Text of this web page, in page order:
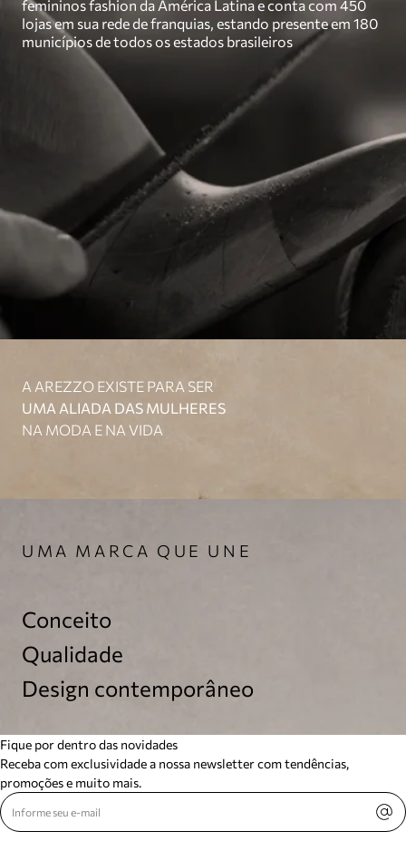
femininos fashion da América Latina e conta com 450
lojas em sua rede de franquias, estando presente em 180
municípios de todos os estados brasileiros
A AREZZO EXISTE PARA SER
UMA ALIADA DAS MULHERES
NA MODA E NA VIDA
UMA MARCA QUE UNE
Conceito
Qualidade
Design contemporâneo
Fique por dentro das novidades
Receba com exclusividade a nossa newsletter com tendências,
promoções e muito mais.